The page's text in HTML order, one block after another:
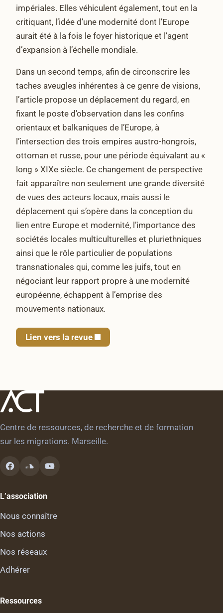
impériales. Elles véhiculent également, tout en la
critiquant, l’idée d’une modernité dont l’Europe
aurait été à la fois le foyer historique et l’agent
d’expansion à l’échelle mondiale.
Dans un second temps, afin de circonscrire les
taches aveugles inhérentes à ce genre de visions,
l’article propose un déplacement du regard, en
fixant le poste d’observation dans les confins
orientaux et balkaniques de l’Europe, à
l’intersection des trois empires austro-hongrois,
ottoman et russe, pour une période équivalant au «
long » XIXe siècle. Ce changement de perspective
fait apparaître non seulement une grande diversité
de vues des acteurs locaux, mais aussi le
déplacement qui s’opère dans la conception du
lien entre Europe et modernité, l’importance des
sociétés locales multiculturelles et pluriethniques
ainsi que le rôle particulier de populations
transnationales qui, comme les juifs, tout en
négociant leur rapport propre à une modernité
européenne, échappent à l’emprise des
mouvements nationaux.
Lien vers la revue
Centre de ressources, de recherche et de formation
sur les migrations. Marseille.
L’association
Nous connaître
Nos actions
Nos réseaux
Adhérer
Ressources